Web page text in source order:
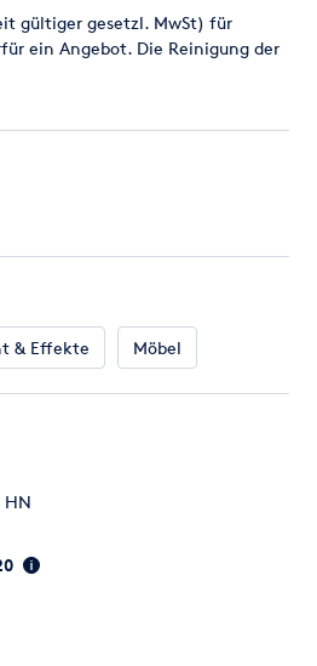
Beispiel Projektionstechnik
Objektbeleuchtung, Faltzelte,
gültiger gesetzl. MwSt) für
ein Angebot. Die Reinigung der
& Effekte Möbel
HN